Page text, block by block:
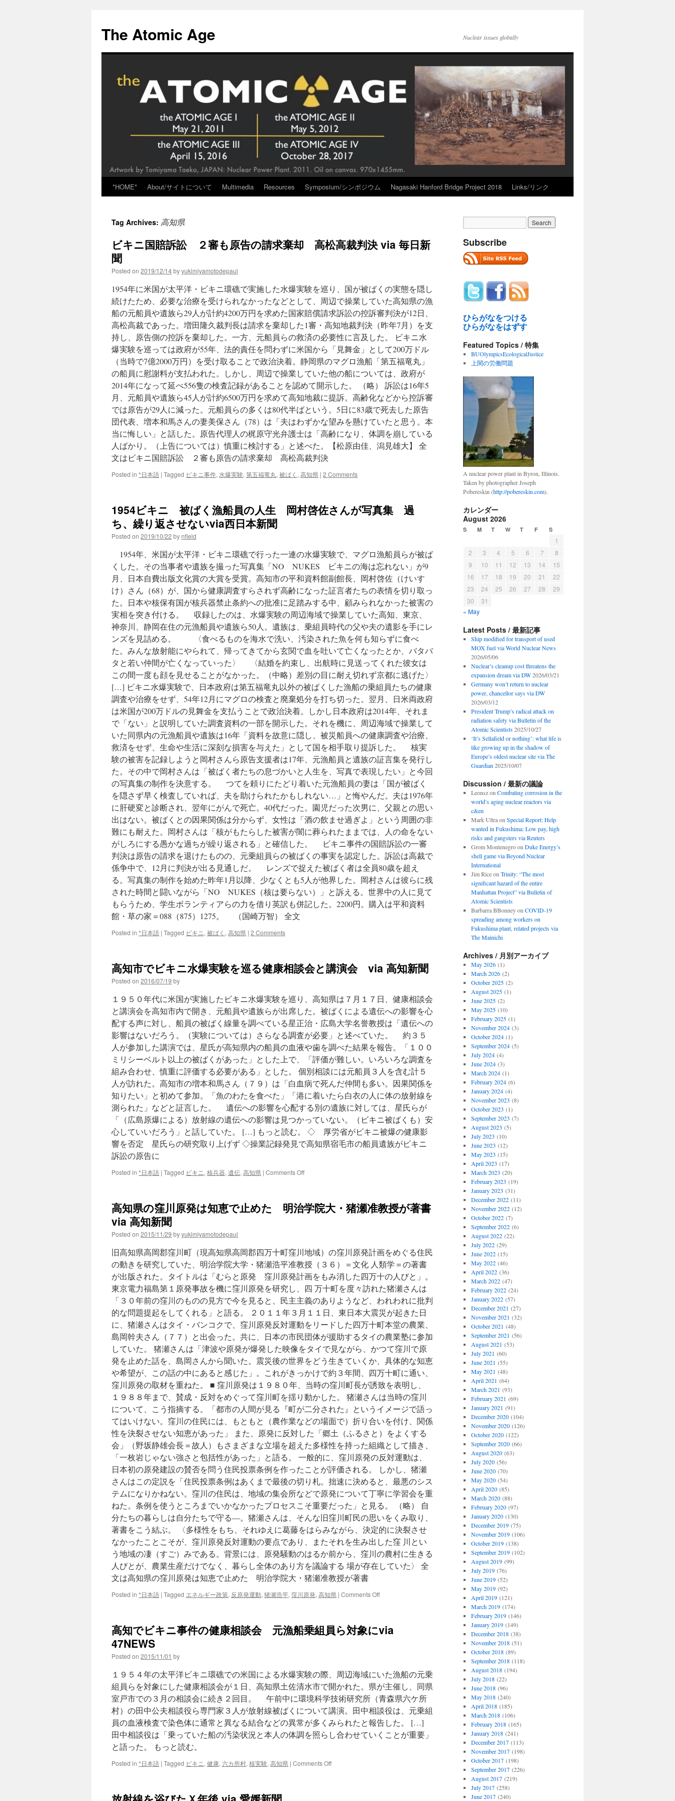
content
The Atomic Age Nuclear issues globally
*HOME* About/サイトについて Multimedia Resources Symposium/シンポジウム Nagasaki Hanford Bridge Project 2018 Links/リンク
Tag Archives: 高知県
ビキニ国賠訴訟 ２審も原告の請求棄却 高松高裁判決 via 毎日新
聞
Posted on 2019/12/14byyukimiyamotodepaul
1954年に米国が太平洋・ビキニ環礁で実施した水爆実験を巡り、国が被ばくの実態を隠し
続けたため、必要な治療を受けられなかったなどとして、周辺で操業していた高知県の漁
船の元船員や遺族ら29人が計約4200万円を求めた国家賠償請求訴訟の控訴審判決が12日、
高松高裁であった。増田隆久裁判長は請求を棄却した1審・高知地裁判決（昨年7月）を支
持し、原告側の控訴を棄却した。一方、元船員らの救済の必要性に言及した。 ビキニ水
爆実験を巡っては政府が55年、法的責任を問わずに米国から「見舞金」として200万ドル
（当時で7億2000万円）を受け取ることで政治決着。静岡県のマグロ漁船「第五福竜丸」
の船員に慰謝料が支払われた。しかし、周辺で操業していた他の船については、政府が
2014年になって延べ556隻の検査記録があることを認めて開示した。 （略） 訴訟は16年5
月、元船員や遺族ら45人が計約6500万円を求めて高知地裁に提訴。高齢化などから控訴審
では原告が29人に減った。元船員らの多くは80代半ばという。5日に83歳で死去した原告
団代表、増本和馬さんの妻美保さん（78）は「夫はわずかな望みを懸けていたと思う。本
当に悔しい」と話した。原告代理人の梶原守光弁護士は「高齢になり、体調を崩している
人ばかり。（上告については）慎重に検討する」と述べた。【松原由佳、潟見雄大】 全
文はビキニ国賠訴訟 ２審も原告の請求棄却 高松高裁判決
Posted in *日本語 | Tagged ビキニ事件, 水爆実験, 第五福竜丸, 被ばく , 高知県 | 2 Comments
1954ビキニ 被ばく漁船員の人生 岡村啓佐さんが写真集 過
ち、繰り返させないvia西日本新聞
Posted on 2019/10/22 by nfield
1954年、米国が太平洋・ビキニ環礁で行った一連の水爆実験で、マグロ漁船員らが被ば
くした。その当事者や遺族を撮った写真集「NO NUKES ビキニの海は忘れない」が9
月、日本自費出版文化賞の大賞を受賞。高知市の平和資料館副館長、岡村啓佐（けいす
け）さん（68）が、国から健康調査すらされず高齢になった証言者たちの表情を切り取っ
た。日本や核保有国が核兵器禁止条約への批准に足踏みする中、顧みられなかった被害の
実相を突き付ける。 収録したのは、水爆実験の周辺海域で操業していた高知、東京、
神奈川、静岡在住の元漁船員や遺族ら50人。遺族は、乗組員時代の父や夫の遺影を手にレ
ンズを見詰める。 〈食べるものを海水で洗い、汚染された魚を何も知らずに食べ
た。みんな放射能にやられて、帰ってきてから玄関で血を吐いて亡くなったとか、バタバ
タと若い仲間が亡くなっていった〉 〈結婚を約束し、出航時に見送ってくれた彼女は
この間一度も顔を見せることがなかった。（中略）差別の目に耐え切れず京都に逃げた〉
[…] ビキニ水爆実験で、日本政府は第五福竜丸以外の被ばくした漁船の乗組員たちの健康
調査や治療をせず、54年12月にマグロの検査と廃棄処分を打ち切った。翌月、日米両政府
は米国が200万ドルの見舞金を支払うことで政治決着。しかし日本政府は2014年、それま
で「ない」と説明していた調査資料の一部を開示した。それを機に、周辺海域で操業して
いた同県内の元漁船員や遺族は16年「資料を故意に隠し、被災船員への健康調査や治療、
救済をせず、生命や生活に深刻な損害を与えた」として国を相手取り提訴した。 核実
験の被害を記録しようと岡村さんら原告支援者は17年、元漁船員と遺族の証言集を発行し
た。その中で岡村さんは「被ばく者たちの息づかいと人生を、写真で表現したい」と今回
の写真集の制作を決意する。 つてを頼りにたどり着いた元漁船員の妻は「国が被ばく
を隠さず早く検査していれば、夫を助けられたかもしれない…」と悔やんだ。夫は1976年
に肝硬変と診断され、翌年にがんで死亡。40代だった。園児だった次男に、父親との思い
出はない。被ばくとの因果関係は分からず、女性は「酒の飲ませ過ぎよ」という周囲の非
難にも耐えた。岡村さんは「核がもたらした被害が闇に葬られたままでは、人の命をない
がしろにする愚かな過ちが繰り返される」と確信した。 ビキニ事件の国賠訴訟の一審
判決は原告の請求を退けたものの、元乗組員らの被ばくの事実を認定した。訴訟は高裁で
係争中で、12月に判決が出る見通しだ。 レンズで捉えた被ばく者は全員80歳を超え
る。写真集の制作を始めた昨年1月以降、少なくとも5人が他界した。岡村さんは彼らに残
された時間と闘いながら「NO NUKES（核は要らない）」と訴える。世界中の人に見て
もらうため、学生ボランティアらの力を借り英訳も併記した。2200円。購入は平和資料
館・草の家＝088（875）1275。 （国崎万智） 全文
Posted in *日本語 | Tagged ビキニ, 被ばく , 高知県 | 2 Comments
高知市でビキニ水爆実験を巡る健康相談会と講演会 via 高知新聞
Posted on 2016/07/19 by
１９５０年代に米国が実施したビキニ水爆実験を巡り、高知県は７月１７日、健康相談会
と講演会を高知市内で開き、元船員や遺族らが出席した。被ばくによる遺伝への影響を心
配する声に対し、船員の被ばく線量を調べている星正治・広島大学名誉教授は「遺伝への
影響はないだろう。（実験については）さらなる調査が必要」と述べていた。 約３５
人が参加した講演では、星氏が高知県内の船員の血液や歯を調べた結果を報告。「１００
ミリシーベルト以上の被ばくがあった」とした上で、「評価が難しい。いろいろな調査を
組み合わせ、慎重に評価する必要がある」とした。 個別相談には元船員３人を含む計５
人が訪れた。高知市の増本和馬さん（７９）は「白血病で死んだ仲間も多い。因果関係を
知りたい」と初めて参加。「魚のわたを食べた」「港に着いたら白衣の人に体の放射線を
測られた」などと証言した。 遺伝への影響を心配する別の遺族に対しては、星氏らが
「（広島原爆による）放射線の遺伝への影響は見つかっていない。（ビキニ被ばくも）安
心していいだろう」と話していた。 […] もっと読む。 ◇ 厚労省がビキニ被爆の健康影
響を否定 星氏らの研究取り上げず ◇操業記録発見で高知県宿毛市の船員遺族がビキニ
訴訟の原告に
Posted in *日本語 | Tagged ビキニ, 核兵器, 遺伝, 高知県 | Comments Offon
で
爆
実
験
を
巡
る
健
康
相
談
会
と
講
演
会
via
高
知
聞
高知県の窪川原発は知恵で止めた 明治学院大・猪瀬准教授が著書
via 高知新聞
Posted on 2015/11/29 byyukimiyamotodepaul
旧高知県高岡郡窪川町（現高知県高岡郡四万十町窪川地域）の窪川原発計画をめぐる住民
の動きを研究していた、明治学院大学・猪瀬浩平准教授（３６）＝文化 人類学＝の著書
が出版された。タイトルは「むらと原発 窪川原発計画をもみ消した四万十の人びと」。
東京電力福島第１原発事故を機に窪川原発を研究し、四 万十町を度々訪れた猪瀬さんは
「３０年前の窪川のものの見方で今を見ると、民主主義のありようなど、われわれに批判
的な問題提起をしてくれる」と語る。 ２０１１年３月１１日、東日本大震災が起きた日
に、猪瀬さんはタイ・バンコクで、窪川原発反対運動をリードした四万十町本堂の農業、
島岡幹夫さん（７７）と出会った。共に、日本の市民団体が援助するタイの農業塾に参加
していた。 猪瀬さんは「津波や原発が爆発した映像をタイで見ながら、かつて窪川で原
発を止めた話を、島岡さんから聞いた。震災後の世界をどう生きていくか、具体的な知恵
や希望が、この話の中にあると感じた」。これがきっかけで約３年間、四万十町に通い、
窪川原発の取材を重ねた。 ■ 窪川原発は１９８０年、当時の窪川町長が誘致を表明し、
１９８８年まで、賛成・反対をめぐって窪川町を揺り動かした。 猪瀬さんは当時の窪川
について、こう指摘する。「都市の人間が見る『町が二分された』というイメージで語っ
てはいけない。窪川の住民には、もともと（農作業などの場面で）折り合いを付け、関係
性を決裂させない知恵があった」 また、原発に反対した「郷土（ふるさと）をよくする
会」（野坂静雄会長＝故人）もさまざまな立場を超えた多様性を持った組織として描き、
「一枚岩じゃない強さと包括性があった」と語る。 一般的に、窪川原発の反対運動は、
日本初の原発建設の賛否を問う住民投票条例を作ったことが評価される。 しかし、猪瀬
さんはこの定説を「住民投票条例はあくまで最後の切り札。拙速に決めると、最悪のシス
テムになりかねない。窪川の住民は、地域の集会所などで原発について丁寧に学習会を重
ねた。条例を使うところまでいかなかったプロセスこそ重要だった」と見る。 （略） 自
分たちの暮らしは自分たちで守る―。猪瀬さんは、そんな旧窪川町民の思いをくみ取り、
著書をこう結ぶ。 〈多様性をもち、それゆえに葛藤をはらみながら、決定的に決裂させ
なかったことこそが、窪川原発反対運動の要点であり、またそれを生み出した窪 川とい
う地域の凄（すご）みである。背景には、原発騒動のはるか前から、窪川の農村に生きる
人びとが、農業生産だけでなく、暮らし全体のあり方を議論する 場が存在していた〉 全
文は高知県の窪川原発は知恵で止めた 明治学院大・猪瀬准教授が著書
Posted in *日本語 | Tagged エネルギー政策, 反原発運動, 猪瀬浩平, 窪川原発, 高知県 | Comments Offon
の
は
知
恵
で
止
め
た
明
高知でビキニ事件の健康相談会 元漁船乗組員ら対象にvia
47NEWS
Posted on 2015/11/01 by
１９５４年の太平洋ビキニ環礁での米国による水爆実験の際、周辺海域にいた漁船の元乗
組員らを対象にした健康相談会が１日、高知県土佐清水市で開かれた。県が主催し、同県
室戸市での３月の相談会に続き２回目。 午前中に環境科学技術研究所（青森県六ケ所
村）の田中公夫相談役ら専門家３人が放射線被ばくについて講演。田中相談役は、元乗組
員の血液検査で染色体に通常と異なる結合などの異常が多くみられたと報告した。 […]
田中相談役は「乗っていた船の汚染状況と本人の体調を照らし合わせていくことが重要」
と語った。 もっと読む。
Posted in *日本語 | Tagged ビキニ, 健康, 六カ所村, 核実験, 高知県 | Comments Offon
Subscribe
ひらがなをつける
ひらがなをはずす
Featured Topics / 特集
BUOlympicsEcologicalJustice
上関の労働問題
A nuclear power plant in Byron, Illinois.
Taken by photographer Joseph
Pobereskin (http://pobereskin.com).
カレンダー
August 2026
S M T W T F S
1
2
3 4 5 6 7
8
9
10 11 12 13 14
15
16
17 18 19 20 21
22
23
24 25 26 27 28
29
30
31
« May
Latest Posts / 最新記事
Ship modified for transport of used
MOX fuel via World Nuclear News
2026/05/06
Nuclear’s cleanup cost threatens the
expansion dream via DW 2026/03/21
Germany won’t return to nuclear
power, chancellor says via DW
2026/03/12
President Trump’s radical attack on
radiation safety via Bulletin of the
Atomic Scientists 2025/10/27
‘It’s Sellafield or nothing’: what life is
like growing up in the shadow of
Europe’s oldest nuclear site via The
Guardian 2025/10/07
Discussion / 最新の議論
Leonszon Combating corrosion in the
world’s aging nuclear reactors via
c&en
Mark Ultraon Special Report: Help
wanted in Fukushima: Low pay, high
risks and gangsters via Reuters
Grom Montenegroon Duke Energy’s
shell game via Beyond Nuclear
International
Jim Riceon Trinity: “The most
significant hazard of the entire
Manhattan Project” via Bulletin of
Atomic Scientists
Barbarra BBonneyon COVID-19
spreading among workers on
Fukushima plant, related projects via
The Mainichi
Archives / 月別アーカイブ
May 2026(1)
March 2026(2)
October 2025(2)
August 2025(1)
June 2025(2)
May 2025(10)
February 2025(1)
November 2024(3)
October 2024(1)
September 2024(5)
July 2024(4)
June 2024(3)
March 2024(1)
February 2024(6)
January 2024(4)
November 2023 (8)
October 2023 (1)
September 2023 (7)
August 2023 (5)
July 2023 (10)
June 2023 (12)
May 2023 (15)
April 2023 (17)
March 2023 (20)
February 2023 (19)
January 2023 (31)
December 2022(11)
November 2022(12)
October 2022(7)
September 2022(6)
August 2022(22)
July 2022(29)
June 2022(15)
May 2022(46)
April 2022(36)
March 2022(47)
February 2022(24)
January 2022(57)
December 2021 (27)
November 2021 (32)
October 2021 (48)
September 2021 (56)
August 2021 (53)
July 2021 (60)
June 2021 (55)
May 2021 (48)
April 2021 (64)
March 2021 (93)
February 2021 (69)
January 2021 (91)
December 2020(104)
November 2020(126)
October 2020(122)
September 2020(66)
August 2020(63)
July 2020(56)
June 2020(70)
May 2020(54)
April 2020(85)
March 2020(88)
February 2020(97)
January 2020(130)
December 2019(75)
November 2019(106)
October 2019(138)
September 2019(102)
August 2019(99)
July 2019(76)
June 2019(52)
May 2019(92)
April 2019(121)
March 2019(174)
February 2019(146)
January 2019(149)
December 2018(38)
November 2018(51)
October 2018(89)
September 2018(118)
August 2018(194)
July 2018(22)
June 2018(96)
May 2018(240)
April 2018(185)
March 2018(106)
February 2018(165)
January 2018(241)
December 2017(113)
November 2017(198)
October 2017(198)
September 2017(226)
August 2017(219)
July 2017(258)
June 2017(240)